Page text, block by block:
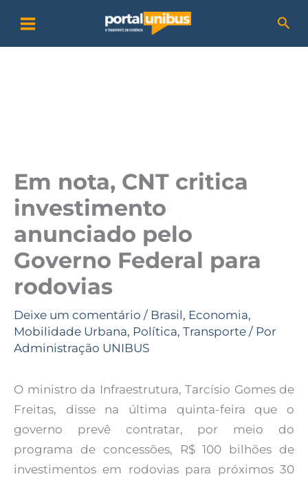
para
o
Em nota, CNT critica
investimento
anunciado pelo
Governo Federal para
rodovias
Deixe um comentário / Brasil, Economia,
Mobilidade Urbana, Política, Transporte / Por
Administração UNIBUS
O ministro da Infraestrutura, Tarcísio Gomes de
Freitas, disse na última quinta-feira que o
governo prevê contratar, por meio do
programa de concessões, R$ 100 bilhões de
investimentos em rodovias para próximos 30
a
r